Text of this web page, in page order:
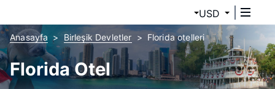
USD
Anasayfa Birleşik Devletler Florida otelleri
Florida Otel